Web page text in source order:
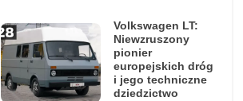
Volkswagen LT:
Niewzruszony
pionier
europejskich dróg
i jego techniczne
dziedzictwo